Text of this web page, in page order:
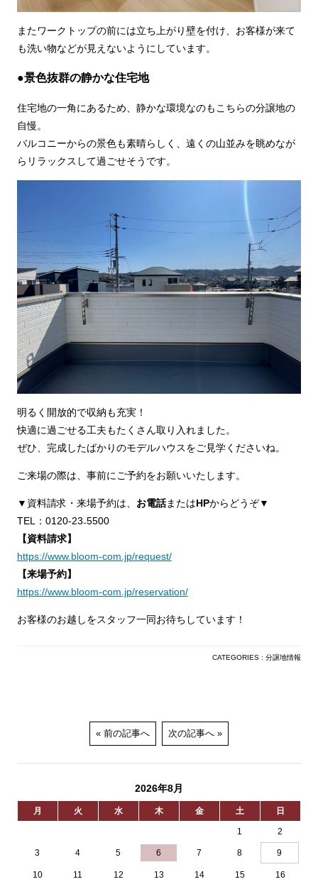
またワークトップの前には立ち上がり壁を付け、お客様が来て
も洗い物などが見えないようにしています。
●景色抜群の静かな住宅地
住宅地の一角にあるため、静かな環境なのもこちらの分譲地の
自慢。
バルコニーからの景色も素晴らしく、遠くの山並みを眺めなが
らリラックスして過ごせそうです。
明るく開放的で収納も充実！
快適に過ごせる工夫もたくさん取り入れました。
ぜひ、完成したばかりのモデルハウスをご見学くださいね。
ご来場の際は、事前にご予約をお願いいたします。
▼資料請求・来場予約は、 お電話またはHPからどうぞ▼
TEL：0120-23₋5500
【資料請求】
https://www.bloom-com.jp/request/
【来場予約】
https://www.bloom-com.jp/reservation/
お客様のお越しをスタッフ一同お待ちしています！
CATEGORIES :分譲地情報
前の記事へ 次の記事へ
2026年8月
月 火 水 木 金 土 日
1 2
3 4 5 6 7 8 9
10 11 12 13 14 15 16